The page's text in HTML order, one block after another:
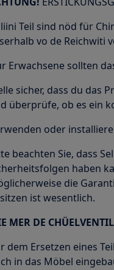
Teil sind nöd für
vo de Reichwiti
Erwachsene sollten
sicher, dass du das
überprüfe, ob es ein
oder
beachten Sie, dass
haben
die
ist wesentlich.
MER DE
dem Ersetzen eines
in das Möbel